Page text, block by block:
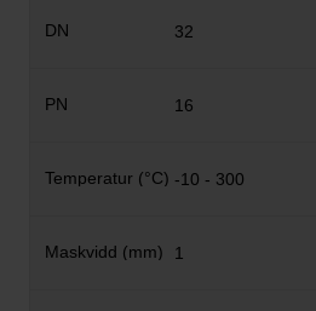
32
16
-10 - 300
1